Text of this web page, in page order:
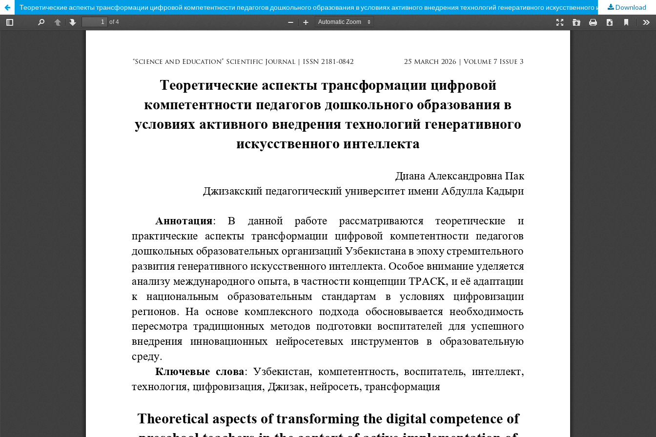
Теоретические аспекты трансформации цифровой компетентности педагогов дошкольного образования в условиях активного внедрения технологий генеративного искусственного интеллекта
Download